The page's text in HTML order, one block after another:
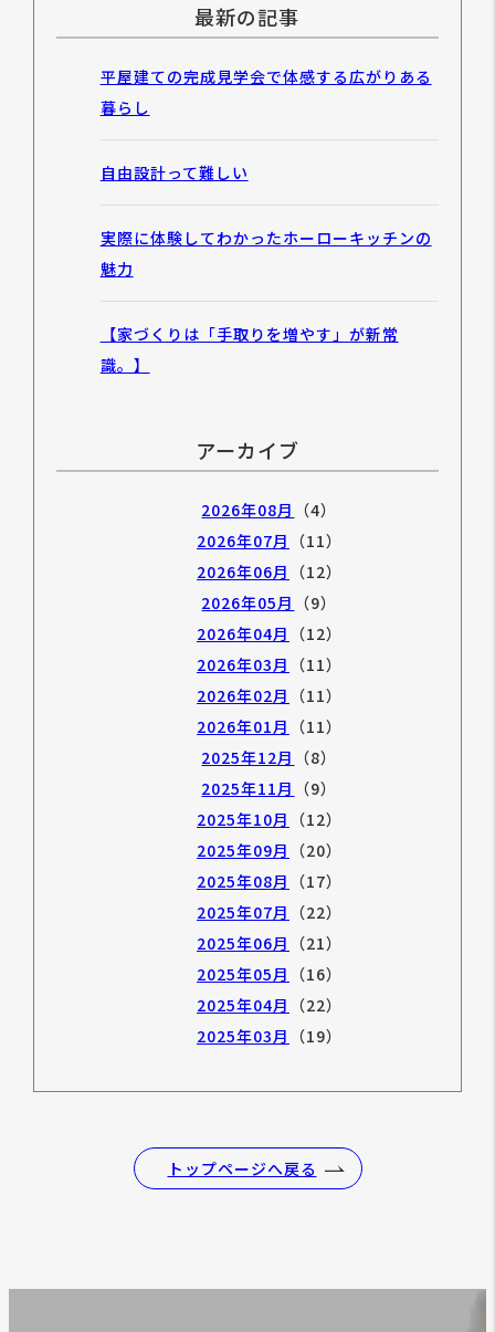
最新の記事
平屋建ての完成見学会で体感する広がりある
暮らし
自由設計って難しい
実際に体験してわかったホーローキッチンの
魅力
【家づくりは「手取りを増やす」が新常
識。】
アーカイブ
2026年08月 （4）
2026年07月 （11）
2026年06月 （12）
2026年05月 （9）
2026年04月 （12）
2026年03月 （11）
2026年02月 （11）
2026年01月 （11）
2025年12月 （8）
2025年11月 （9）
2025年10月 （12）
2025年09月 （20）
2025年08月 （17）
2025年07月 （22）
2025年06月 （21）
2025年05月 （16）
2025年04月 （22）
2025年03月 （19）
トップページへ戻る